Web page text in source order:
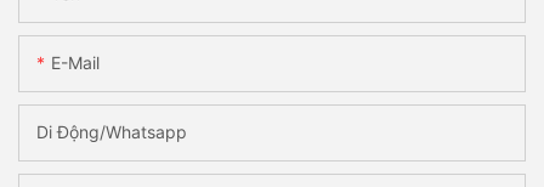
E-Mail
Di Động/Whatsapp